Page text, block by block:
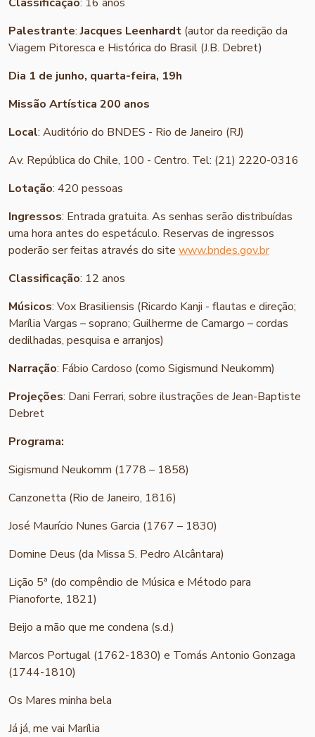
Palestrante:Jacques Leenhardt (autor da reedição da
Viagem Pitoresca e Histórica do Brasil (J.B. Debret)
Dia 1 de junho, quarta-feira, 19h
Missão Artística 200 anos
Local: Auditório do BNDES - Rio de Janeiro (RJ)
Av. República do Chile, 100 - Centro. Tel: (21) 2220-0316
Lotação: 420 pessoas
Ingressos: Entrada gratuita. As senhas serão distribuídas
uma hora antes do espetáculo. Reservas de ingressos
poderão ser feitas através do site www.bndes.gov.br
Classificação: 12 anos
Músicos: Vox Brasiliensis (Ricardo Kanji - flautas e direção;
Marília Vargas – soprano; Guilherme de Camargo – cordas
dedilhadas, pesquisa e arranjos)
Narração: Fábio Cardoso (como Sigismund Neukomm)
Projeções: Dani Ferrari, sobre ilustrações de Jean-Baptiste
Debret
Programa:
Sigismund Neukomm (1778 – 1858)
Canzonetta (Rio de Janeiro, 1816)
José Maurício Nunes Garcia (1767 – 1830)
Domine Deus (da Missa S. Pedro Alcântara)
Lição 5ª (do compêndio de Música e Método para
Pianoforte, 1821)
Beijo a mão que me condena (s.d.)
Marcos Portugal (1762-1830) e Tomás Antonio Gonzaga
(1744-1810)
Os Mares minha bela
Já já, me vai Marília